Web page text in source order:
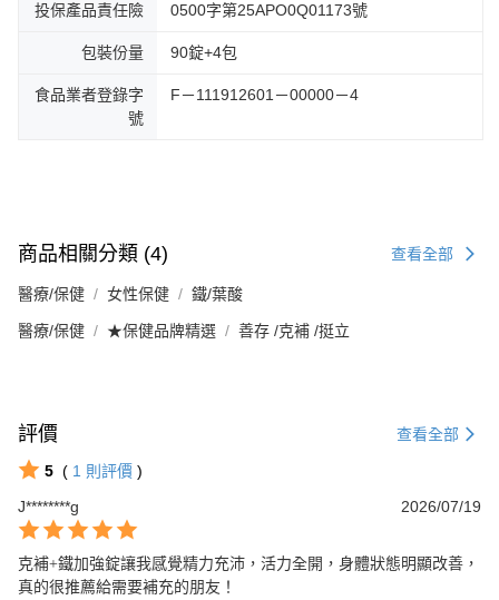
投保產品責任險 0500字第25APO0Q01173號
包裝份量 90錠+4包
食品業者登錄字
號
F－111912601－00000－4
商品相關分類 (4) 查看全部
醫療/保健 女性保健 鐵/葉酸
醫療/保健 ★保健品牌精選 善存 /克補 /挺立
評價 查看全部
5 ( 1 則評價 )
J********g
2026/07/19
克補+鐵加強錠讓我感覺精力充沛，活力全開，身體狀態明顯改善，
真的很推薦給需要補充的朋友！